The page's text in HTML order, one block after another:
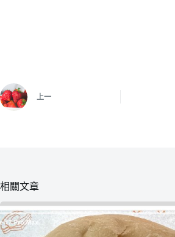
上一
相關文章